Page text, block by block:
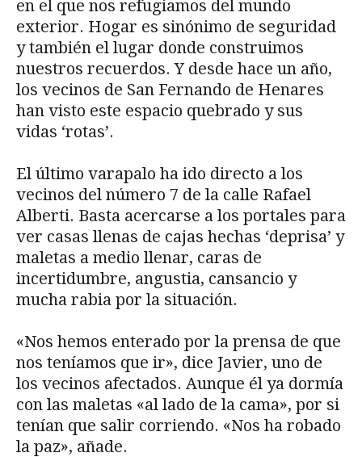
en el que nos refugiamos del mundo
exterior. Hogar es sinónimo de seguridad
y también el lugar donde construimos
nuestros recuerdos. Y desde hace un año,
los vecinos de San Fernando de Henares
han visto este espacio quebrado y sus
vidas ‘rotas’.
El último varapalo ha ido directo a los
vecinos del número 7 de la calle Rafael
Alberti. Basta acercarse a los portales para
ver casas llenas de cajas hechas ‘deprisa’ y
maletas a medio llenar, caras de
incertidumbre, angustia, cansancio y
mucha rabia por la situación.
«Nos hemos enterado por la prensa de que
nos teníamos que ir», dice Javier, uno de
los vecinos afectados. Aunque él ya dormía
con las maletas «al lado de la cama», por si
tenían que salir corriendo. «Nos ha robado
la paz», añade.